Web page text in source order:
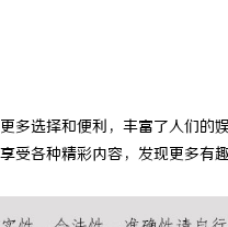
多选择和便利，丰富了人们
受各种精彩内容，发现更多